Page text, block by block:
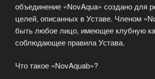
объединение «NovAqua» создано для
целей, описанных в Уставе. Членом
быть любое лицо, имеющее клубную
соблюдающее правила Устава.
Что такое «NovAquab»?